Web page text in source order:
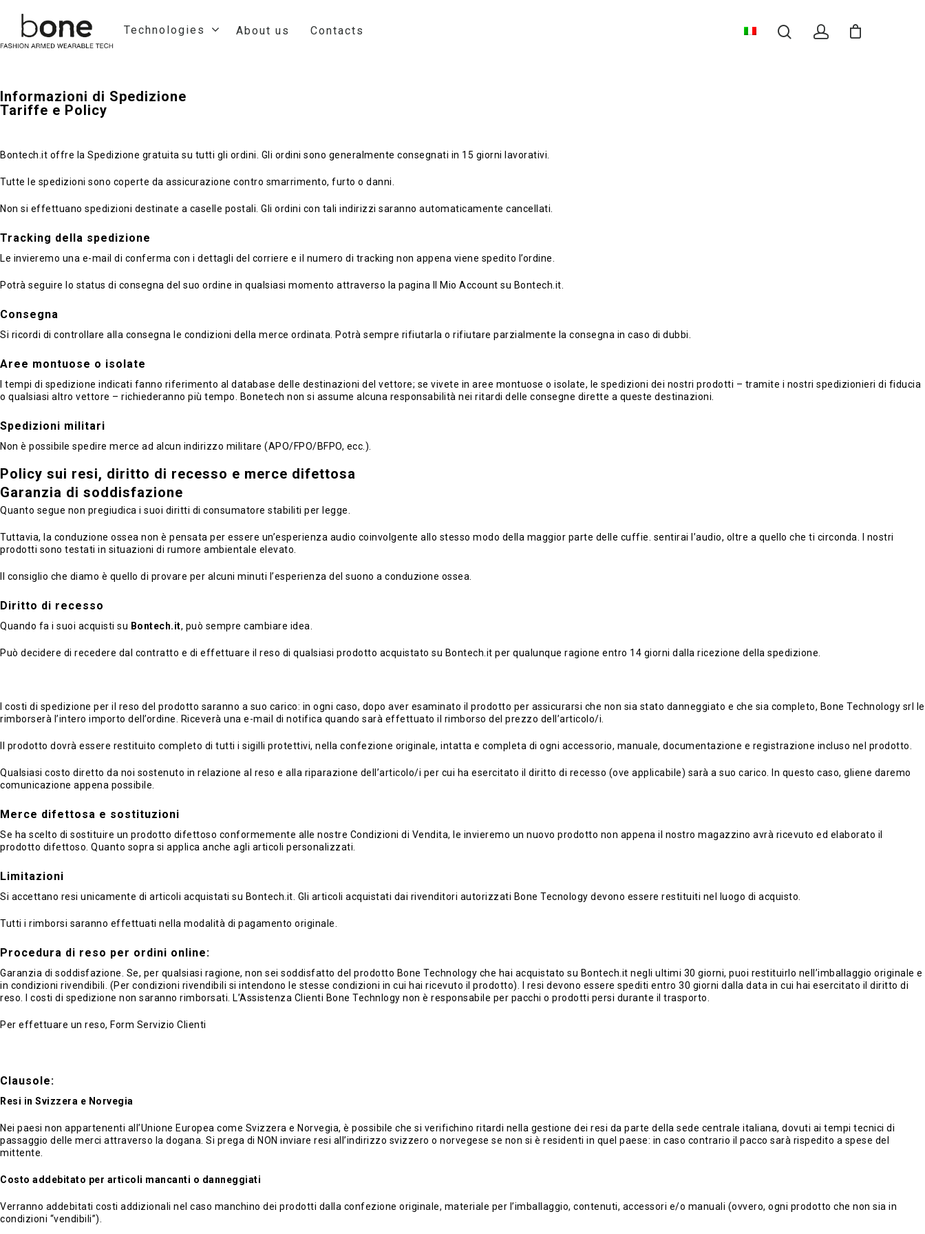
Hit enter to search or ESC to close
Technologies About us Contacts
Informazioni di Spedizione
Tariffe e Policy
Bontech.it offre la Spedizione gratuita su tutti gli ordini. Gli ordini sono generalmente consegnati in 15 giorni lavorativi.
Tutte le spedizioni sono coperte da assicurazione contro smarrimento, furto o danni.
Non si effettuano spedizioni destinate a caselle postali. Gli ordini con tali indirizzi saranno automaticamente cancellati.
Tracking della spedizione
Le invieremo una e-mail di conferma con i dettagli del corriere e il numero di tracking non appena viene spedito l’ordine.
Potrà seguire lo status di consegna del suo ordine in qualsiasi momento attraverso la pagina Il Mio Account su Bontech.it.
Consegna
Si ricordi di controllare alla consegna le condizioni della merce ordinata. Potrà sempre rifiutarla o rifiutare parzialmente la consegna in caso di dubbi.
Aree montuose o isolate
I tempi di spedizione indicati fanno riferimento al database delle destinazioni del vettore; se vivete in aree montuose o isolate, le spedizioni dei nostri prodotti – tramite i nostri spedizionieri di fiducia
o qualsiasi altro vettore – richiederanno più tempo. Bonetech non si assume alcuna responsabilità nei ritardi delle consegne dirette a queste destinazioni.
Spedizioni militari
Non è possibile spedire merce ad alcun indirizzo militare (APO/FPO/BFPO, ecc.).
Policy sui resi, diritto di recesso e merce difettosa
Garanzia di soddisfazione
Quanto segue non pregiudica i suoi diritti di consumatore stabiliti per legge.
Tuttavia, la conduzione ossea non è pensata per essere un’esperienza audio coinvolgente allo stesso modo della maggior parte delle cuffie. sentirai l’audio, oltre a quello che ti circonda. I nostri
prodotti sono testati in situazioni di rumore ambientale elevato.
Il consiglio che diamo è quello di provare per alcuni minuti l’esperienza del suono a conduzione ossea.
Diritto di recesso
Quando fa i suoi acquisti su Bontech.it, può sempre cambiare idea.
Può decidere di recedere dal contratto e di effettuare il reso di qualsiasi prodotto acquistato su Bontech.it per qualunque ragione entro 14 giorni dalla ricezione della spedizione.
I costi di spedizione per il reso del prodotto saranno a suo carico: in ogni caso, dopo aver esaminato il prodotto per assicurarsi che non sia stato danneggiato e che sia completo, Bone Technology srl le
rimborserà l’intero importo dell’ordine. Riceverà una e-mail di notifica quando sarà effettuato il rimborso del prezzo dell’articolo/i.
Il prodotto dovrà essere restituito completo di tutti i sigilli protettivi, nella confezione originale, intatta e completa di ogni accessorio, manuale, documentazione e registrazione incluso nel prodotto.
Qualsiasi costo diretto da noi sostenuto in relazione al reso e alla riparazione dell’articolo/i per cui ha esercitato il diritto di recesso (ove applicabile) sarà a suo carico. In questo caso, gliene daremo
comunicazione appena possibile.
Merce difettosa e sostituzioni
Se ha scelto di sostituire un prodotto difettoso conformemente alle nostre Condizioni di Vendita, le invieremo un nuovo prodotto non appena il nostro magazzino avrà ricevuto ed elaborato il
prodotto difettoso. Quanto sopra si applica anche agli articoli personalizzati.
Limitazioni
Si accettano resi unicamente di articoli acquistati su Bontech.it. Gli articoli acquistati dai rivenditori autorizzati Bone Tecnology devono essere restituiti nel luogo di acquisto.
Tutti i rimborsi saranno effettuati nella modalità di pagamento originale.
Procedura di reso per ordini online:
Garanzia di soddisfazione. Se, per qualsiasi ragione, non sei soddisfatto del prodotto Bone Technology che hai acquistato su Bontech.it negli ultimi 30 giorni, puoi restituirlo nell’imballaggio originale e
in condizioni rivendibili. (Per condizioni rivendibili si intendono le stesse condizioni in cui hai ricevuto il prodotto). I resi devono essere spediti entro 30 giorni dalla data in cui hai esercitato il diritto di
reso. I costi di spedizione non saranno rimborsati. L’Assistenza Clienti Bone Technlogy non è responsabile per pacchi o prodotti persi durante il trasporto.
Per effettuare un reso, Form Servizio Clienti
Clausole:
Resi in Svizzera e Norvegia
Nei paesi non appartenenti all’Unione Europea come Svizzera e Norvegia, è possibile che si verifichino ritardi nella gestione dei resi da parte della sede centrale italiana, dovuti ai tempi tecnici di
passaggio delle merci attraverso la dogana. Si prega di NON inviare resi all’indirizzo svizzero o norvegese se non si è residenti in quel paese: in caso contrario il pacco sarà rispedito a spese del
mittente.
Costo addebitato per articoli mancanti o danneggiati
Verranno addebitati costi addizionali nel caso manchino dei prodotti dalla confezione originale, materiale per l’imballaggio, contenuti, accessori e/o manuali (ovvero, ogni prodotto che non sia in
condizioni “vendibili”).